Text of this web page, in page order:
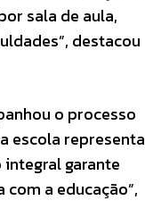
sala de aula,
destacou
o processo
escola representa
garante
a educação”,